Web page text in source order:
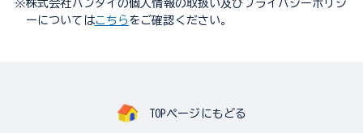
※株式会社バンダイの個人情報の取扱い及びプライバシーポリシ
ーについてはこちら をご確認ください。
TOPページにもどる